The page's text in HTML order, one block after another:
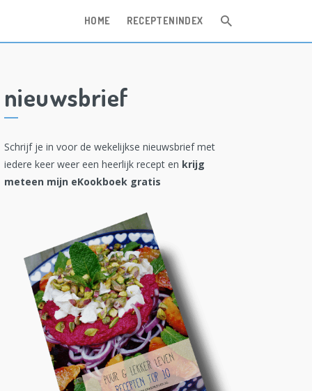
HOME RECEPTENINDEX
nieuwsbrief
Schrijf je in voor de wekelijkse nieuwsbrief met
iedere keer weer een heerlijk recept en krijg
meteen mijn eKookboek gratis